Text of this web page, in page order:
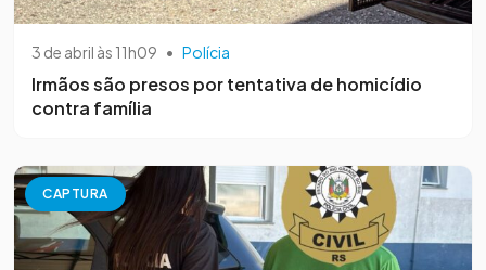
3 de abril às 11h09 • Polícia
Irmãos são presos por tentativa de homicídio
contra família
CAPTURA